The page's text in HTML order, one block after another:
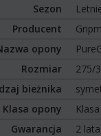
Sezon
Producent
opony
Rozmiar
275/
bieżnika
Klasa opony
Gwarancja
2 lata